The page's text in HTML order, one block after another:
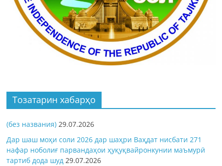
Тозатарин хабарҳо
(без названия) 29.07.2026
Дар шаш моҳи соли 2026 дар шаҳри Ваҳдат нисбати 271
нафар ноболиғ парвандаҳои ҳуқуқвайронкунии маъмурӣ
тартиб дода шуд 29.07.2026